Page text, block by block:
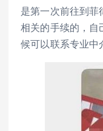
是第一次前往到菲
相关的手续的，自
候可以联系专业中